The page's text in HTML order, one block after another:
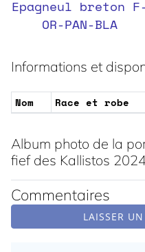
Epagneul breton
OR-PAN-BLA
Informations et
Nom Race et robe
Album photo de la
fief des Kallistos
Commentaires
LAISSER